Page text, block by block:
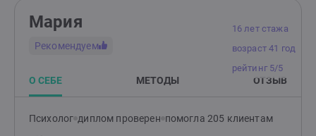
16 лет стажа
возраст 41 год
рейтинг 5/5
Мария
Рекомендуем
О СЕБЕ МЕТОДЫ ОТЗЫВ
Психолог диплом проверен помогла 205 клиентам